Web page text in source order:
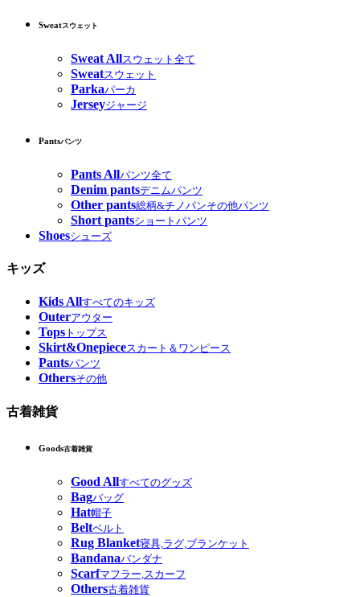
Sweatスウェット
Sweat Allスウェット全て
Sweatスウェット
Parkaパーカ
Jerseyジャージ
Pantsパンツ
Pants Allパンツ全て
Denim pantsデニムパンツ
Other pants総柄&チノパンその他パンツ
Short pantsショートパンツ
Shoesシューズ
キッズ
Kids Allすべてのキッズ
Outerアウター
Tops トップス
Skirt&Onepieceスカート＆ワンピース
Pantsパンツ
Othersその他
古着雑貨
Goods古着雑貨
Good Allすべてのグッズ
Bagバッグ
Hat帽子
Beltベルト
Rug Blanket寝具,ラグ,ブランケット
Bandanaバンダナ
Scarfマフラー,スカーフ
Others古着雑貨